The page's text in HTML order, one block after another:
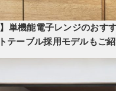
】単機能電子レンジのおす
テーブル採用モデルもご